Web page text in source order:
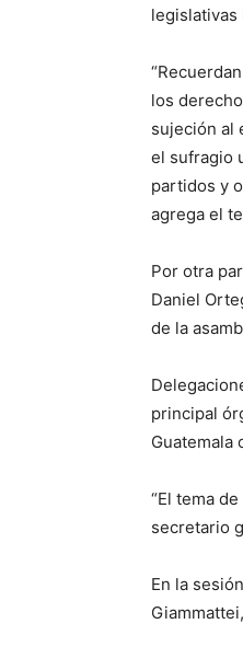
legislativas
los
sujeción al
el sufragio
partidos y
agrega el
Por otra
Daniel
de la
principal
Guatemala
“El tema
secretario
En la